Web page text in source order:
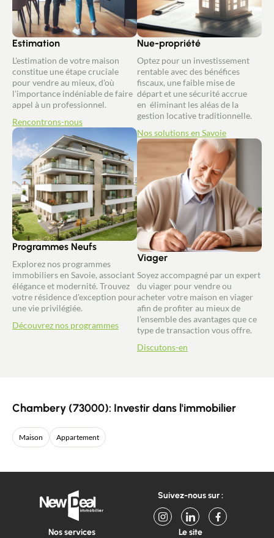
Estimation
L'estimation de votre maison
constitue une étape cruciale
pour vendre au mieux, d'où
l'importance indéniable de faire
appel à un professionnel.
Rencontrons-nous
Programmes Neufs
Explorez nos programmes
immobiliers en Savoie, associant
élégance et modernité. Trouvez
votre résidence d'exception pour
une vie privilégiée.
Découvrez nos programmes
Nue-propriété
Optez pour un investissement
rentable avec des bénéfices
fiscaux, une faible mise de
départ et une sécurité accrue
en éliminant les aléas de la
gestion locative traditionnelle.
Nos solutions en Savoie
Viager
Soyez accompagné par un expert
du viager pour vendre ou
acheter votre maison en viager
afin de profiter au mieux de
l'ensemble des avantages que ce
type de transaction vous offre.
Discutons-en
Chambery (73000): Investir dans l'immobilier
Maison Appartement
Suivez-nous sur :
Nos services Le site